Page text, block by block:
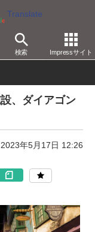
Translate
検索 Impressサイト
映画作品
、ダイアゴン
2023年5月17日 12:26